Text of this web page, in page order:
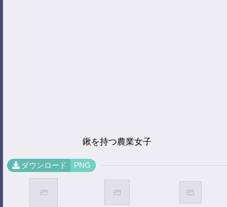
鍬を持つ農業女子
ダウンロード PNG